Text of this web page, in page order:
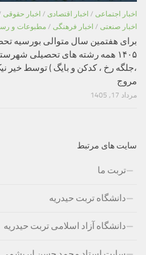
اخبار اجتماعی / اخبار اقتصادی / اخبار حقوقی
اخبار صنعتی / اخبار فرهنگی / مطبوعات و
برای هفتمین سال متوالی بورسیه
۱۴۰۵ همه رشته های تحصیلی
،جلگه رخ ، کدکن و بایگ ) توسط خیر
مروج
مرداد 17, 1405
سایت های مرتبط
تربت ما
دانشگاه تربت حیدریه
دانشگاه آزاد اسلامی تربت حیدریه